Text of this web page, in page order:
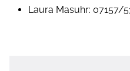
Laura Masuhr: 07157/